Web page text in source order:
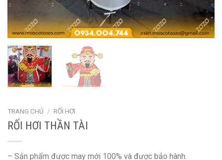
TRANG CHỦ / RỐI HƠI
RỐI HƠI THẦN TÀI
– Sản phẩm được may mới 100% và được bảo hành.